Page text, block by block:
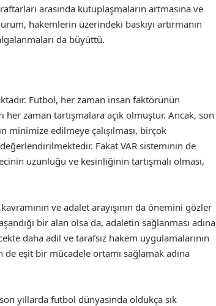
arasında kutuplaşmaların artmasına ve
hakemlerin üzerindeki baskıyı artırmanın
da büyüttü.
Futbol, her zaman insan faktörünün
zaman tartışmalara açık olmuştur. Ancak, son
minimize edilmeye çalışılması, birçok
Fakat VAR sisteminin de
uzunluğu ve kesinliğinin tartışmalı olması,
ve adalet arayışının da önemini gözler
bir alan olsa da, adaletin sağlanması adına
daha adil ve tarafsız hakem uygulamalarının
eşit bir mücadele ortamı sağlamak adına
yıllarda futbol dünyasında oldukça sık